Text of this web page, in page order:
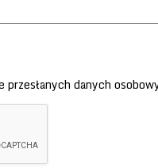
przesłanych danych